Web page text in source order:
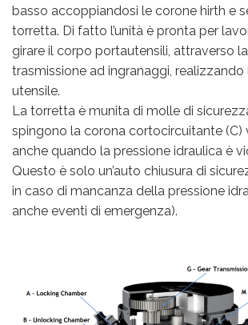
basso accoppiandosi le corone hirth e
torretta. Di fatto l’unità è pronta per
girare il corpo portautensili, attraverso
trasmissione ad ingranaggi, realizzando
utensile.
La torretta è munita di molle di
spingono la corona cortocircuitante (C)
anche quando la pressione idraulica è
Questo è solo un’auto chiusura di
in caso di mancanza della pressione
anche eventi di emergenza).